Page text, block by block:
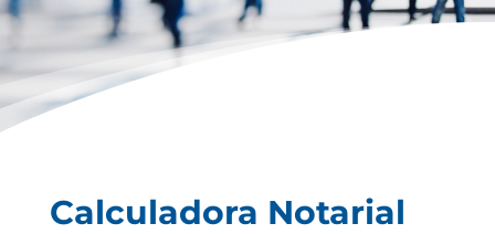
Calculadora Notarial